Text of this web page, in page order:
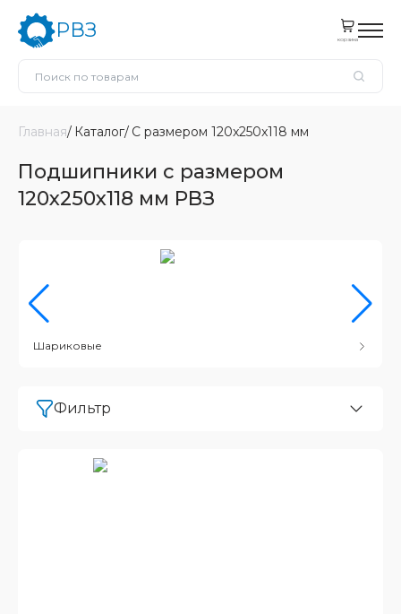
РВЗ корзина
Главная Каталог С размером 120x250x118 мм
Подшипники с размером
120x250x118 мм РВЗ
Шариковые
Фильтр